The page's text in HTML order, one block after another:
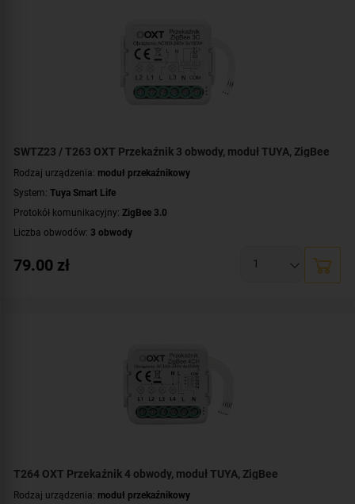
SWTZ23 / T263 OXT Przekaźnik 3 obwody, moduł TUYA, ZigBee
Rodzaj urządzenia: moduł przekaźnikowy
System: Tuya Smart Life
Protokół komunikacyjny: ZigBee 3.0
Liczba obwodów: 3 obwody
Zasilanie: AC 230 V
79.00 zł
T264 OXT Przekaźnik 4 obwody, moduł TUYA, ZigBee
Rodzaj urządzenia: moduł przekaźnikowy